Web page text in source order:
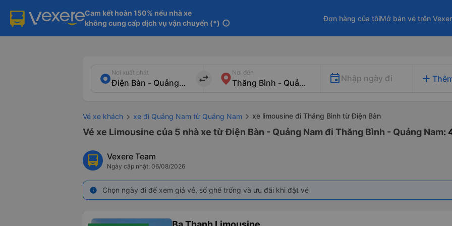
Cam kết hoàn 150% nếu nhà xe
không cung cấp dịch vụ vận chuyển (*) info
Đơn hàng của tôiMở bán vé trên
Nơi xuất phát
import_export
Nơi đến
Nhập ngày đi add
Vé xe khách xe đi Quảng Nam từ Quảng Nam xe limousine đi Thăng Bình từ Điện Bàn
Vé xe Limousine của 5 nhà xe từ Điện Bàn - Quảng Nam đi Thăng Bình - Quảng Nam:
Vexere Team
Ngày cập nhật: 06/08/2026
info Chọn ngày đi để xem giá vé, số ghế trống và ưu đãi khi đặt vé